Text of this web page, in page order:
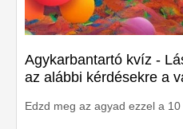
Agykarbantartó kvíz -
az alábbi kérdésekre a
Edzd meg az agyad ezzel a